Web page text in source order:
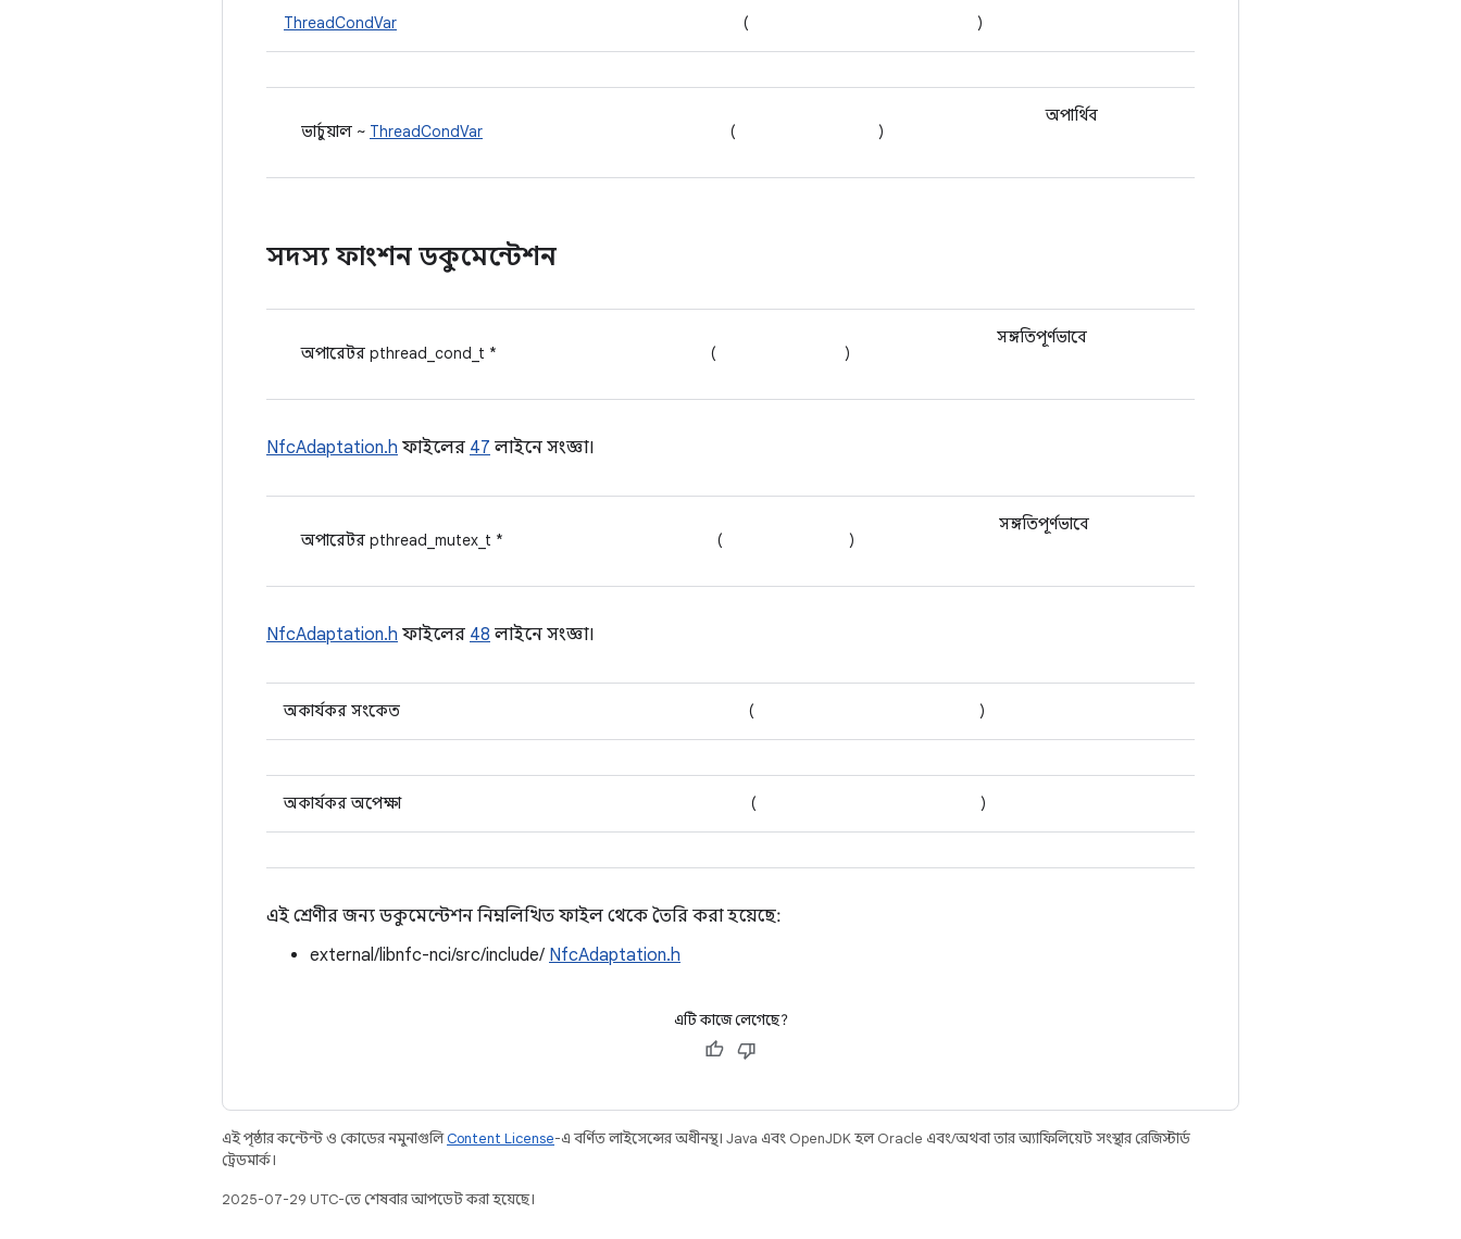
ThreadCondVar ( )
ভার্চুয়াল ~ ThreadCondVar ( )
অপার্থিব
সদস্য ফাংশন ডকুমেন্টেশন
অপারেটর pthread_cond_t * ( )
সঙ্গতিপূর্ণভাবে
NfcAdaptation.h ফাইলের 47 লাইনে সংজ্ঞা।
অপারেটর pthread_mutex_t * ( )
সঙ্গতিপূর্ণভাবে
NfcAdaptation.h ফাইলের 48 লাইনে সংজ্ঞা।
অকার্যকর সংকেত ( )
অকার্যকর অপেক্ষা ( )
এই শ্রেণীর জন্য ডকুমেন্টেশন নিম্নলিখিত ফাইল থেকে তৈরি করা হয়েছে:
external/libnfc-nci/src/include/ NfcAdaptation.h
এটি কাজে লেগেছে?
এই পৃষ্ঠার কন্টেন্ট ও কোডের নমুনাগুলিContent License-এ বর্ণিত লাইসেন্সের অধীনস্থ। Java এবং OpenJDK হল Oracle এবং/অথবা তার অ্যাফিলিয়েট সংস্থার রেজিস্টার্ড
ট্রেডমার্ক।
2025-07-29 UTC-তে শেষবার আপডেট করা হয়েছে।